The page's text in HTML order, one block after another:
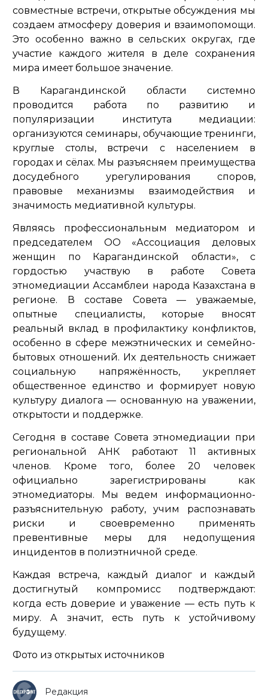
совместные встречи, открытые обсуждения мы
создаем атмосферу доверия и взаимопомощи.
Это особенно важно в сельских округах, где
участие каждого жителя в деле сохранения
мира имеет большое значение.
В Карагандинской области системно
проводится работа по развитию и
популяризации института медиации:
организуются семинары, обучающие тренинги,
круглые столы, встречи с населением в
городах и сёлах. Мы разъясняем преимущества
досудебного урегулирования споров,
правовые механизмы взаимодействия и
значимость медиативной культуры.
Являясь профессиональным медиатором и
председателем ОО «Ассоциация деловых
женщин по Карагандинской области», с
гордостью участвую в работе Совета
этномедиации Ассамблеи народа Казахстана в
регионе. В составе Совета — уважаемые,
опытные специалисты, которые вносят
реальный вклад в профилактику конфликтов,
особенно в сфере межэтнических и семейно-
бытовых отношений. Их деятельность снижает
социальную напряжённость, укрепляет
общественное единство и формирует новую
культуру диалога — основанную на уважении,
открытости и поддержке.
Сегодня в составе Совета этномедиации при
региональной АНК работают 11 активных
членов. Кроме того, более 20 человек
официально зарегистрированы как
этномедиаторы. Мы ведем информационно-
разъяснительную работу, учим распознавать
риски и своевременно применять
превентивные меры для недопущения
инцидентов в полиэтничной среде.
Каждая встреча, каждый диалог и каждый
достигнутый компромисс подтверждают:
когда есть доверие и уважение — есть путь к
миру. А значит, есть путь к устойчивому
будущему.
Фото из открытых источников
Редакция